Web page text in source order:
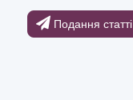
Подання статті